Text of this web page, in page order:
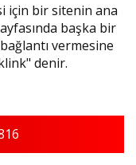
için bir sitenin ana
başka bir
vermesine
denir.